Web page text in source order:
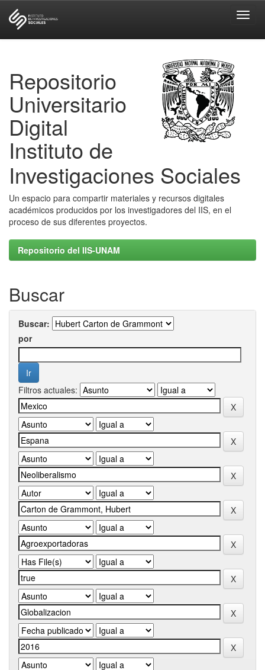
Repositorio
Universitario
Digital
Instituto de
Investigaciones Sociales
Un espacio para compartir materiales y recursos digitales
académicos producidos por los investigadores del IIS, en el
proceso de sus diferentes proyectos.
Repositorio del IIS-UNAM
Buscar
Buscar:
por
Filtros actuales: